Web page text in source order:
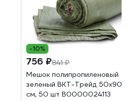
-10%
756 ₽841 ₽
Мешок полипропиленовый
зеленый ВКТ-Трейд 50x90
см, 50 шт В0000024113